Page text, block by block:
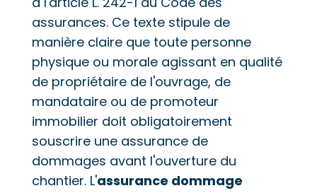
assurances. Ce texte stipule de
manière claire que toute personne
physique ou morale agissant en qualité
de propriétaire de l'ouvrage, de
mandataire ou de promoteur
immobilier doit obligatoirement
souscrire une assurance de
dommages avant l'ouverture du
chantier. L'assurance dommage